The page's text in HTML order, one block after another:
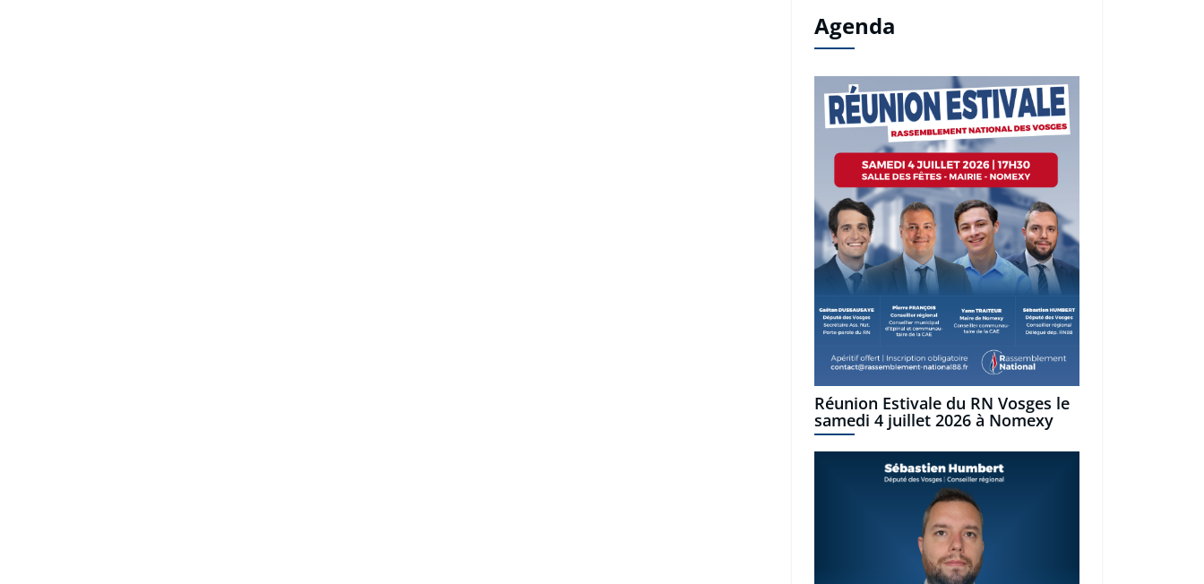
Agenda
Réunion Estivale du RN Vosges le
samedi 4 juillet 2026 à Nomexy